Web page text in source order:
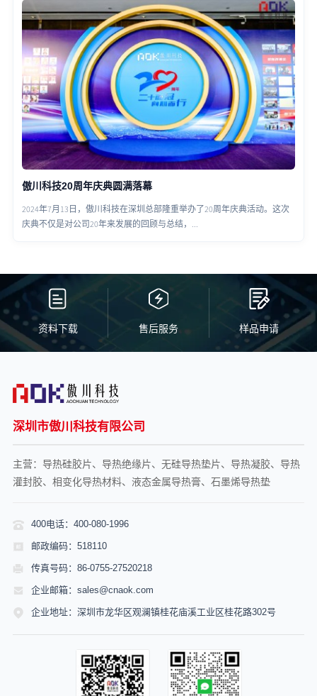
傲川科技20周年庆典圆满落幕
2024年7月13日，傲川科技在深圳总部隆重举办了20周年庆典活动。这次
庆典不仅是对公司20年来发展的回顾与总结，...
资料下载 售后服务 样品申请
深圳市傲川科技有限公司
主营：导热硅胶片、导热绝缘片、无硅导热垫片、导热凝胶、导热
灌封胶、相变化导热材料、液态金属导热膏、石墨烯导热垫
400电话：400-080-1996
邮政编码：518110
传真号码：86-0755-27520218
企业邮箱：sales@cnaok.com
企业地址：深圳市龙华区观澜镇桂花庙溪工业区桂花路302号